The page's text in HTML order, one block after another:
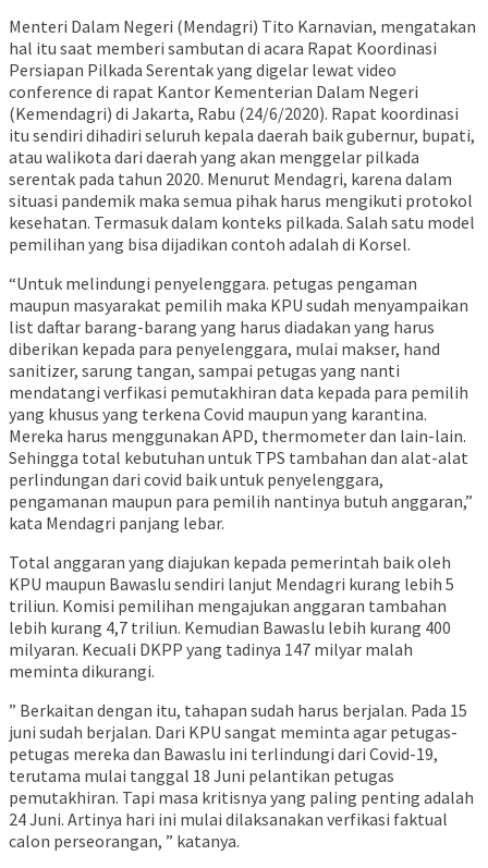
Menteri Dalam Negeri (Mendagri) Tito Karnavian, mengatakan
hal itu saat memberi sambutan di acara Rapat Koordinasi
Persiapan Pilkada Serentak yang digelar lewat video
conference di rapat Kantor Kementerian Dalam Negeri
(Kemendagri) di Jakarta, Rabu (24/6/2020). Rapat koordinasi
itu sendiri dihadiri seluruh kepala daerah baik gubernur, bupati,
atau walikota dari daerah yang akan menggelar pilkada
serentak pada tahun 2020. Menurut Mendagri, karena dalam
situasi pandemik maka semua pihak harus mengikuti protokol
kesehatan. Termasuk dalam konteks pilkada. Salah satu model
pemilihan yang bisa dijadikan contoh adalah di Korsel.
“Untuk melindungi penyelenggara. petugas pengaman
maupun masyarakat pemilih maka KPU sudah menyampaikan
list daftar barang-barang yang harus diadakan yang harus
diberikan kepada para penyelenggara, mulai makser, hand
sanitizer, sarung tangan, sampai petugas yang nanti
mendatangi verfikasi pemutakhiran data kepada para pemilih
yang khusus yang terkena Covid maupun yang karantina.
Mereka harus menggunakan APD, thermometer dan lain-lain.
Sehingga total kebutuhan untuk TPS tambahan dan alat-alat
perlindungan dari covid baik untuk penyelenggara,
pengamanan maupun para pemilih nantinya butuh anggaran,”
kata Mendagri panjang lebar.
Total anggaran yang diajukan kepada pemerintah baik oleh
KPU maupun Bawaslu sendiri lanjut Mendagri kurang lebih 5
triliun. Komisi pemilihan mengajukan anggaran tambahan
lebih kurang 4,7 triliun. Kemudian Bawaslu lebih kurang 400
milyaran. Kecuali DKPP yang tadinya 147 milyar malah
meminta dikurangi.
” Berkaitan dengan itu, tahapan sudah harus berjalan. Pada 15
juni sudah berjalan. Dari KPU sangat meminta agar petugas-
petugas mereka dan Bawaslu ini terlindungi dari Covid-19,
terutama mulai tanggal 18 Juni pelantikan petugas
pemutakhiran. Tapi masa kritisnya yang paling penting adalah
24 Juni. Artinya hari ini mulai dilaksanakan verfikasi faktual
calon perseorangan, ” katanya.